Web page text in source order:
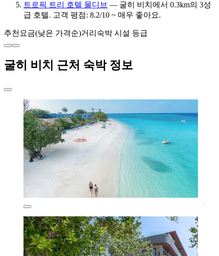
트로픽 트리 호텔 몰디브 — 굴히 비치에서 0.3km의 3성
급 호텔. 고객 평점: 8.2/10 ~ 매우 좋아요.
추천 요금(낮은 가격순)거리 숙박 시설 등급
굴히 비치 근처 숙박 정보